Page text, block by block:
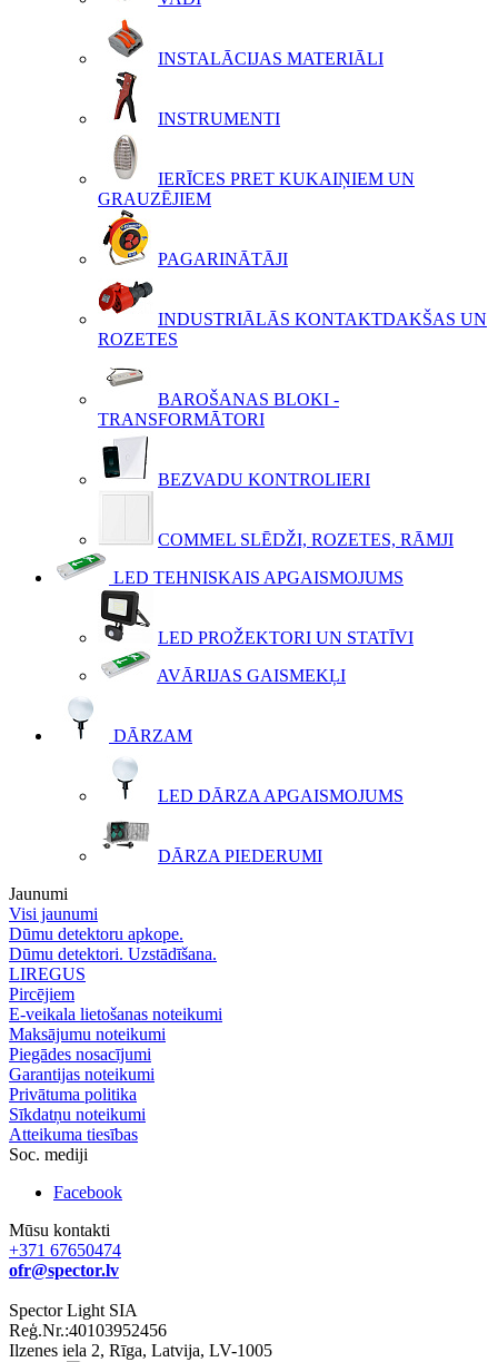
INSTALĀCIJAS MATERIĀLI
INSTRUMENTI
IERĪCES PRET KUKAIŅIEM UN
GRAUZĒJIEM
PAGARINĀTĀJI
INDUSTRIĀLĀS KONTAKTDAKŠAS UN
ROZETES
BAROŠANAS BLOKI -
TRANSFORMĀTORI
BEZVADU KONTROLIERI
COMMEL SLĒDŽI, ROZETES, RĀMJI
LED TEHNISKAIS APGAISMOJUMS
LED PROŽEKTORI UN STATĪVI
AVĀRIJAS GAISMEKĻI
DĀRZAM
LED DĀRZA APGAISMOJUMS
DĀRZA PIEDERUMI
Jaunumi
Visi jaunumi
Dūmu detektoru apkope.
Dūmu detektori. Uzstādīšana.
LIREGUS
Pircējiem
E-veikala lietošanas noteikumi
Maksājumu noteikumi
Piegādes nosacījumi
Garantijas noteikumi
Privātuma politika
Sīkdatņu noteikumi
Atteikuma tiesības
Soc. mediji
Facebook
Mūsu kontakti
+371 67650474
ofr@spector.lv
Spector Light SIA
Reģ.Nr.:40103952456
Ilzenes iela 2, Rīga, Latvija, LV-1005